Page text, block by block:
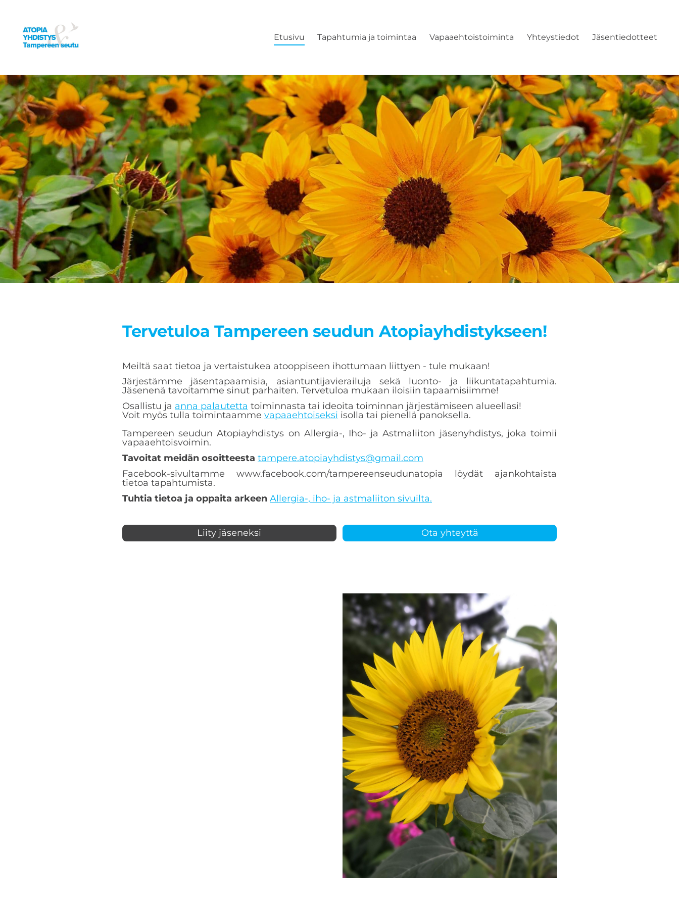
sisältöön
Tampereen Seudun Atopiayhdistys ry Etusivu Tapahtumia ja toimintaa Vapaaehtoistoiminta Yhteystiedot Jäsentiedotteet
Tervetuloa Tampereen seudun Atopiayhdistykseen!
Meiltä saat tietoa ja vertaistukea atooppiseen ihottumaan liittyen - tule mukaan!
Järjestämme jäsentapaamisia, asiantuntijavierailuja sekä luonto- ja liikuntatapahtumia.
Jäsenenä tavoitamme sinut parhaiten. Tervetuloa mukaan iloisiin tapaamisiimme!
Osallistu ja anna palautetta toiminnasta tai ideoita toiminnan järjestämiseen alueellasi!
Voit myös tulla toimintaamme vapaaehtoiseksi isolla tai pienellä panoksella.
Tampereen seudun Atopiayhdistys on Allergia-, Iho- ja Astmaliiton jäsenyhdistys, joka toimii
vapaaehtoisvoimin.
Tavoitat meidän osoitteesta tampere.atopiayhdistys@gmail.com
Facebook-sivultamme www.facebook.com/tampereenseudunatopia löydät ajankohtaista
tietoa tapahtumista.
Tuhtia tietoa ja oppaita arkeen Allergia-, iho- ja astmaliiton sivuilta.
Liity jäseneksi Ota yhteyttä